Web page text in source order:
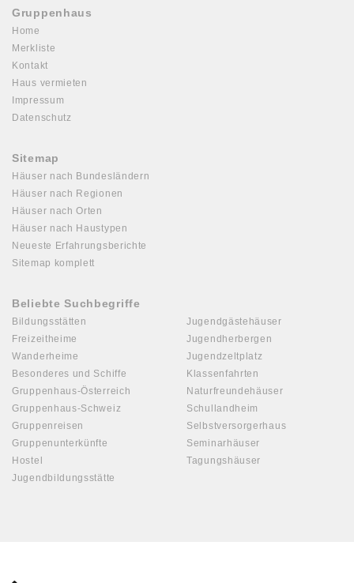
Gruppenhaus
Home
Merkliste
Kontakt
Haus vermieten
Impressum
Datenschutz
Sitemap
Häuser nach Bundesländern
Häuser nach Regionen
Häuser nach Orten
Häuser nach Haustypen
Neueste Erfahrungsberichte
Sitemap komplett
Beliebte Suchbegriffe
Bildungsstätten
Freizeitheime
Wanderheime
Besonderes und Schiffe
Gruppenhaus-Österreich
Gruppenhaus-Schweiz
Gruppenreisen
Gruppenunterkünfte
Hostel
Jugendbildungsstätte
Jugendgästehäuser
Jugendherbergen
Jugendzeltplatz
Klassenfahrten
Naturfreundehäuser
Schullandheim
Selbstversorgerhaus
Seminarhäuser
Tagungshäuser